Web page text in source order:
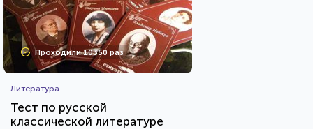
Проходили 10350 раз
Литература
Тест по русской
классической литературе